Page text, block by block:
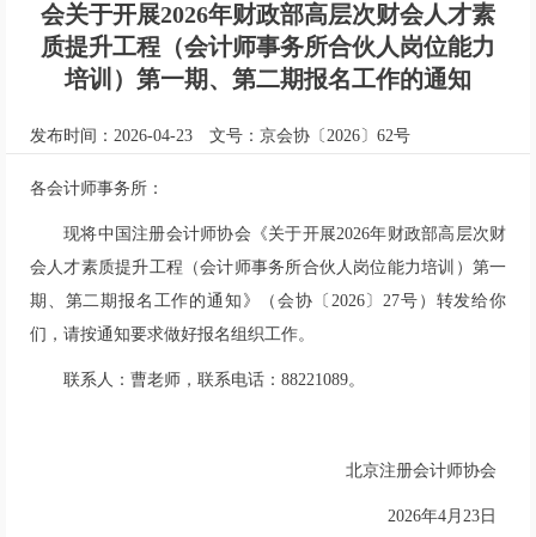
会关于开展2026年财政部高层次财会人才素
质提升工程（会计师事务所合伙人岗位能力
培训）第一期、第二期报名工作的通知
发布时间：2026-04-23 文号：京会协〔2026〕62号
各会计师事务所：
现将中国注册会计师协会《关于开展2026年财政部高层次财
会人才素质提升工程（会计师事务所合伙人岗位能力培训）第一
期、第二期报名工作的通知》（会协〔2026〕27号）转发给你
们，请按通知要求做好报名组织工作。
联系人：曹老师，联系电话：88221089。
北京注册会计师协会
2026年4月23日